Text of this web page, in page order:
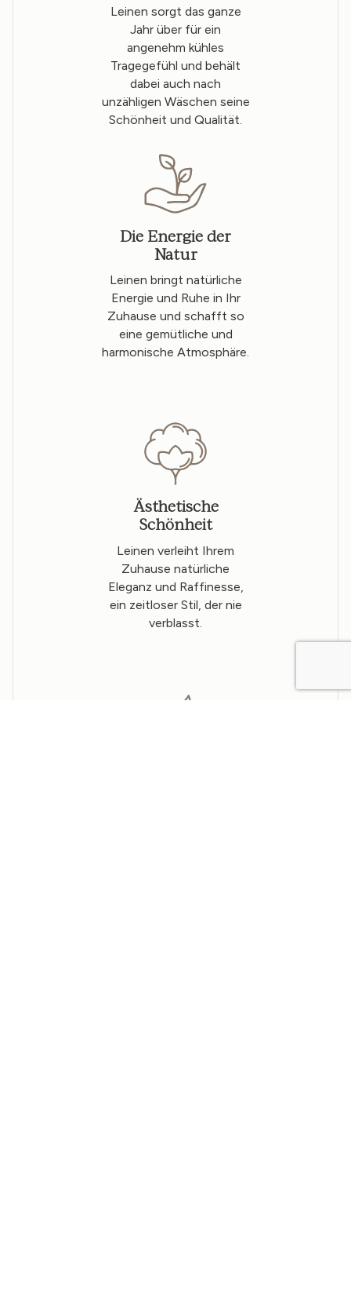
Leinen sorgt das ganze
Jahr über für ein
angenehm kühles
Tragegefühl und behält
dabei auch nach
unzähligen Wäschen seine
Schönheit und Qualität.
Die Energie der
Natur
Leinen bringt natürliche
Energie und Ruhe in Ihr
Zuhause und schafft so
eine gemütliche und
harmonische Atmosphäre.
Ästhetische
Schönheit
Leinen verleiht Ihrem
Zuhause natürliche
Eleganz und Raffinesse,
ein zeitloser Stil, der nie
verblasst.